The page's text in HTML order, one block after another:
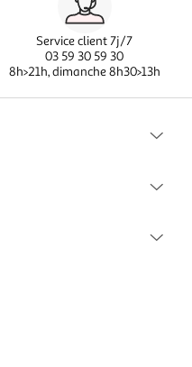
Service client 7j/7
03 59 30 59 30
8h>21h, dimanche 8h30>13h